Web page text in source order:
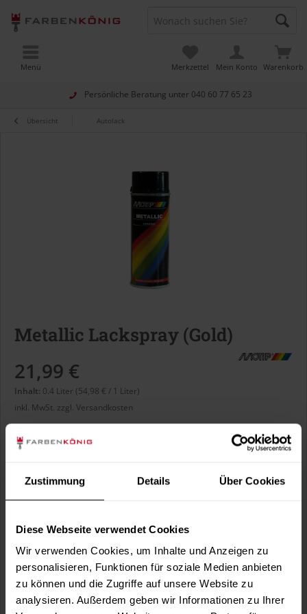
Zustimmung Details Über Cookies
Diese Webseite verwendet Cookies
Wir verwenden Cookies, um Inhalte und Anzeigen zu
personalisieren, Funktionen für soziale Medien anbieten
zu können und die Zugriffe auf unsere Website zu
analysieren. Außerdem geben wir Informationen zu Ihrer
Persönliche Beratung unter 040 60 77 65 23
Warenkorb
Merkzettel Mein Konto
Menü
Übersicht Autolack
Metallic Lackspray (Gold)
21,99 €
Inhalt: 0.4 Liter (54,98 € / 1 Liter)
inkl. MwSt. zzgl. Versandkosten
In denWarenkorb
Merken Fragen zum Artikel?